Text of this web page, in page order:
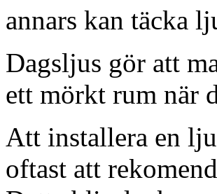
annars kan täcka
Dagsljus gör att
ett mörkt rum när
Att installera en
oftast att